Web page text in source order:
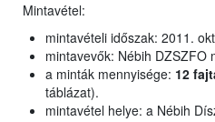
Mintavétel:
mintavételi időszak: 2011.
mintavevők: Nébih DZSZFO
a minták mennyisége: 12
táblázat).
mintavétel helye: a Nébih